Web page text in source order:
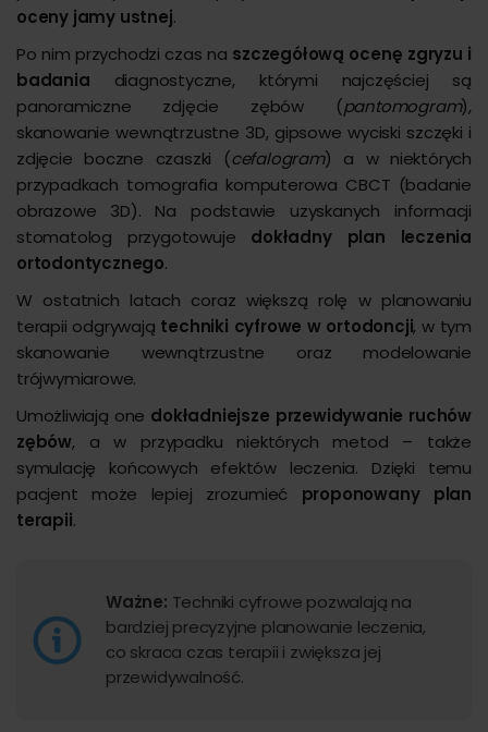
oceny jamy ustnej.
Po nim przychodzi czas na szczegółową ocenę zgryzu i
badania diagnostyczne, którymi najczęściej są
panoramiczne zdjęcie zębów (pantomogram),
skanowanie wewnątrzustne 3D, gipsowe wyciski szczęki i
zdjęcie boczne czaszki (cefalogram) a w niektórych
przypadkach tomografia komputerowa CBCT (badanie
obrazowe 3D). Na podstawie uzyskanych informacji
stomatolog przygotowuje dokładny plan leczenia
ortodontycznego.
W ostatnich latach coraz większą rolę w planowaniu
terapii odgrywają techniki cyfrowe w ortodoncji, w tym
skanowanie wewnątrzustne oraz modelowanie
trójwymiarowe.
Umożliwiają one dokładniejsze przewidywanie ruchów
zębów, a w przypadku niektórych metod – także
symulację końcowych efektów leczenia. Dzięki temu
pacjent może lepiej zrozumieć proponowany plan
terapii.
Ważne: Techniki cyfrowe pozwalają na
bardziej precyzyjne planowanie leczenia,
co skraca czas terapii i zwiększa jej
przewidywalność.